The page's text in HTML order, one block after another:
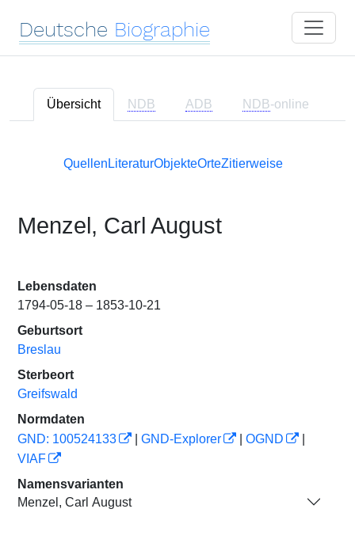
Deutsche Biographie
Übersicht NDB ADB NDB-online
Quellen LiteraturObjekteOrteZitierweise
Menzel, Carl August
Lebensdaten
1794-05-18 – 1853-10-21
Geburtsort
Breslau
Sterbeort
Greifswald
Normdaten
GND: 100524133
GND-Explorer OGND
VIAF
Namensvarianten
Menzel, Carl August